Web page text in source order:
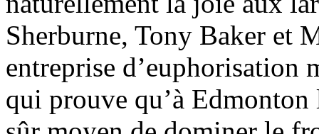
Sherburne, Tony Baker et
entreprise d’euphorisation
qui prouve qu’à